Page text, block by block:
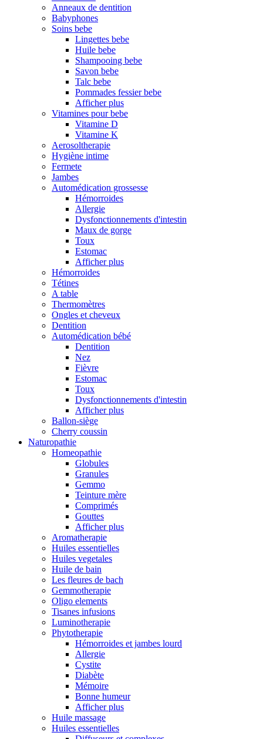
Anneaux de dentition
Babyphones
Soins bebe
Lingettes bebe
Huile bebe
Shampooing bebe
Savon bebe
Talc bebe
Pommades fessier bebe
Afficher plus
Vitamines pour bebe
Vitamine D
Vitamine K
Aerosoltherapie
Hygiène intime
Fermete
Jambes
Automédication grossesse
Hémorroides
Allergie
Dysfonctionnements d'intestin
Maux de gorge
Toux
Estomac
Afficher plus
Hémorroides
Tétines
A table
Thermomètres
Ongles et cheveux
Dentition
Automédication bébé
Dentition
Nez
Fièvre
Estomac
Toux
Dysfonctionnements d'intestin
Afficher plus
Ballon-siège
Cherry coussin
Naturopathie
Homeopathie
Globules
Granules
Gemmo
Teinture mère
Comprimés
Gouttes
Afficher plus
Aromatherapie
Huiles essentielles
Huiles vegetales
Huile de bain
Les fleures de bach
Gemmotherapie
Oligo elements
Tisanes infusions
Luminotherapie
Phytotherapie
Hémorroides et jambes lourd
Allergie
Cystite
Diabète
Mémoire
Bonne humeur
Afficher plus
Huile massage
Huiles essentielles